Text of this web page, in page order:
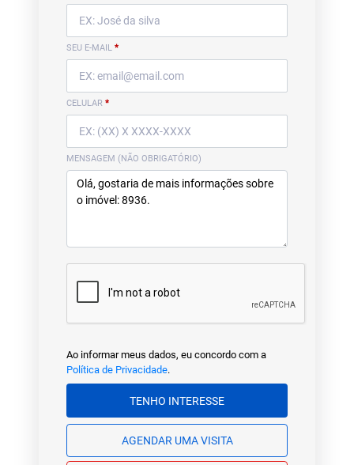
SEU E-MAIL *
CELULAR *
MENSAGEM (NÃO OBRIGATÓRIO)
Ao informar meus dados, eu concordo com a
Política de Privacidade.
TENHO INTERESSE
AGENDAR UMA VISITA